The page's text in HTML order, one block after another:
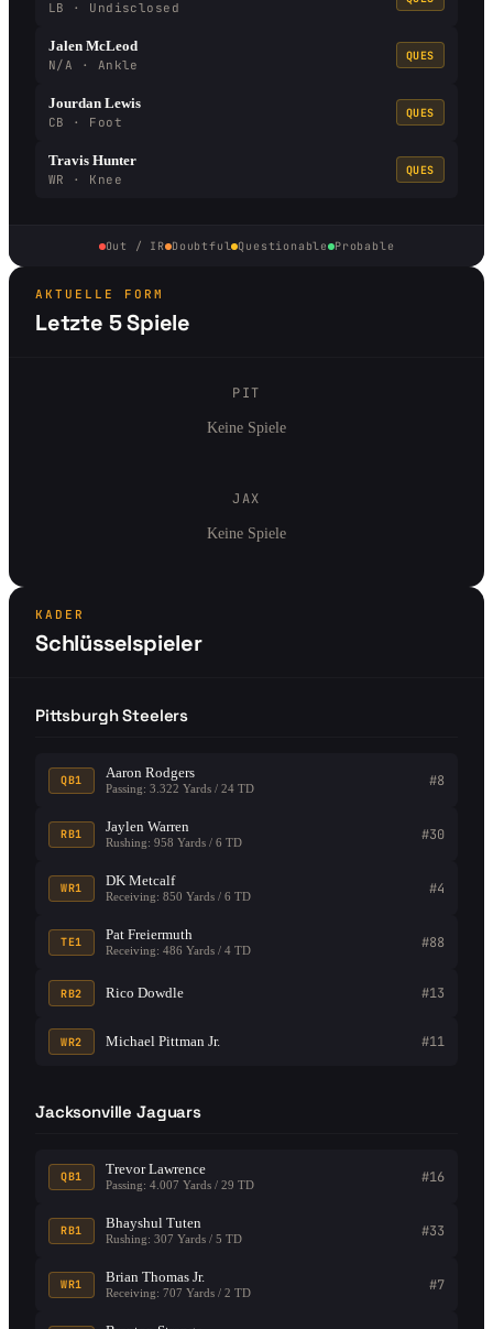
LB · Undisclosed
Jalen McLeod
N/A · Ankle
QUES
Jourdan Lewis
CB · Foot
QUES
Travis Hunter
WR · Knee
QUES
Out / IR Doubtful Questionable Probable
AKTUELLE FORM
Letzte 5 Spiele
PIT
Keine Spiele
JAX
Keine Spiele
KADER
Schlüsselspieler
Pittsburgh Steelers
QB1 Aaron Rodgers
Passing: 3.322 Yards / 24 TD #8
RB1 Jaylen Warren
Rushing: 958 Yards / 6 TD #30
WR1 DK Metcalf
Receiving: 850 Yards / 6 TD #4
TE1 Pat Freiermuth
Receiving: 486 Yards / 4 TD #88
RB2 Rico Dowdle #13
WR2 Michael Pittman Jr. #11
Jacksonville Jaguars
QB1 Trevor Lawrence
Passing: 4.007 Yards / 29 TD #16
RB1 Bhayshul Tuten
Rushing: 307 Yards / 5 TD #33
WR1 Brian Thomas Jr.
Receiving: 707 Yards / 2 TD #7